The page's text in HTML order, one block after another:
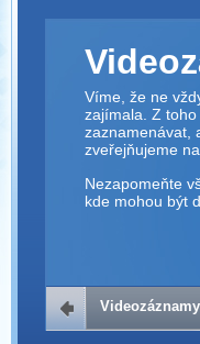
Víme, že ne
zajímala. Z
zaznamenávat,
zveřejňujeme
Nezapomeňte
kde mohou být